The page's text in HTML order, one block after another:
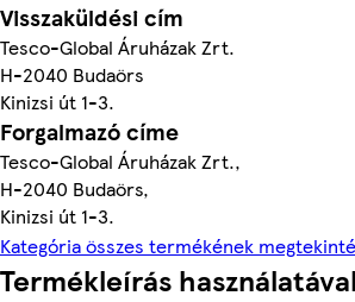
Visszaküldési cím
Tesco-Global Áruházak Zrt.
H-2040 Budaörs
Kinizsi út 1-3.
Forgalmazó címe
Tesco-Global Áruházak Zrt.,
H-2040 Budaörs,
Kinizsi út 1-3.
Kategória összes termékének
Termékleírás használatával